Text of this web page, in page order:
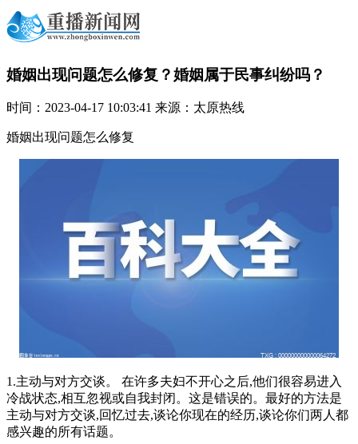
婚姻出现问题怎么修复？婚姻属于民事纠纷吗？
时间：2023-04-17 10:03:41 来源：太原热线
婚姻出现问题怎么修复
1.主动与对方交谈。 在许多夫妇不开心之后,他们很容易进入
冷战状态,相互忽视或自我封闭。这是错误的。最好的方法是
主动与对方交谈,回忆过去,谈论你现在的经历,谈论你们两人都
感兴趣的所有话题。